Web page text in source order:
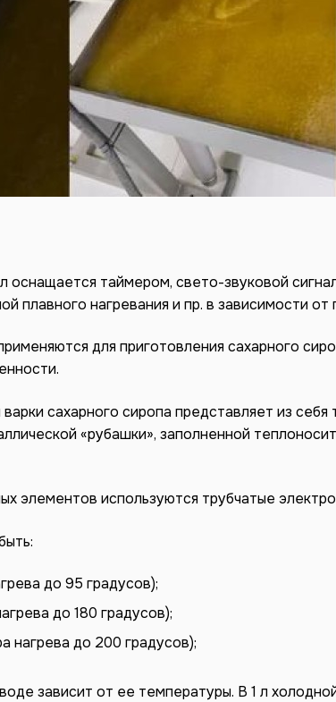
оснащается таймером, свето-звуковой
плавного нагревания и пр. в зависимости от
для приготовления сахарного
сахарного сиропа представляет из
«рубашки», заполненной
элементов используются трубчатые
до 95 градусов);
до 180 градусов);
нагрева до 200 градусов);
зависит от ее температуры. В 1 л